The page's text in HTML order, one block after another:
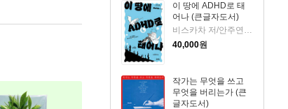
이 땅에 ADHD로 태
어나 (큰글자도서)
비스카차 저/안주연 감수
40,000원
작가는 무엇을 쓰고
무엇을 버리는가 (큰
글자도서)